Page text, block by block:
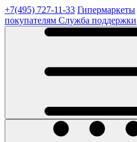
+7(495) 727-11-33 Гипермаркеты
покупателям Служба поддержки